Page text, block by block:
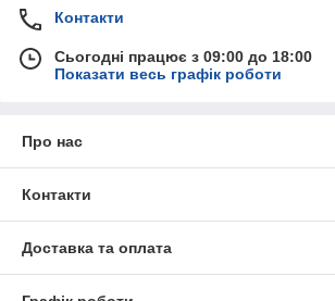
Контакти
Сьогодні працює з 09:00 до 18:00
Показати весь графік роботи
Про нас
Контакти
Доставка та оплата